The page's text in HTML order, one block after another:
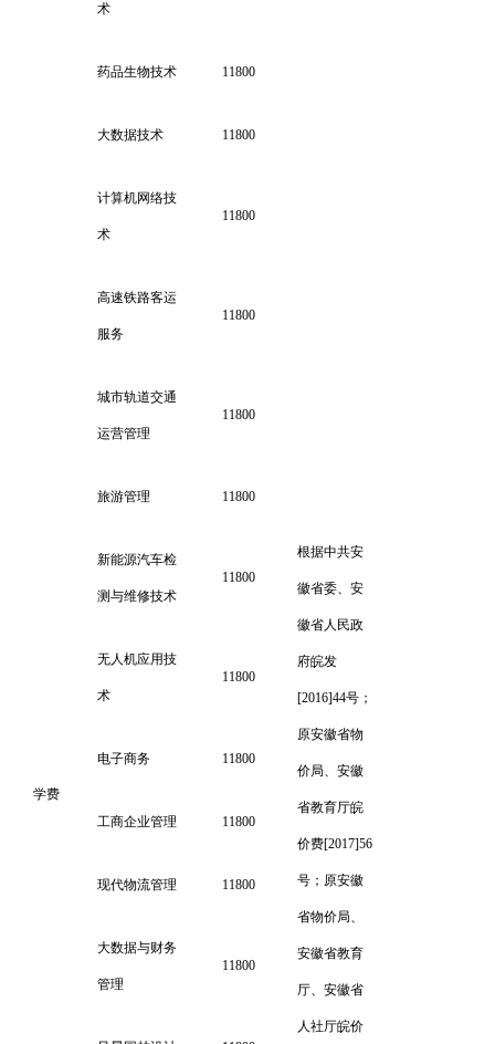
学费
根据中共安
徽省委、安
徽省人民政
府皖发
[2016]44号；
原安徽省物
价局、安徽
省教育厅皖
价费[2017]56
号；原安徽
省物价局、
安徽省教育
厅、安徽省
人社厅皖价
术
药品生物技术 11800
大数据技术 11800
计算机网络技
术
11800
高速铁路客运
服务
11800
城市轨道交通
运营管理
11800
旅游管理 11800
新能源汽车检
测与维修技术
11800
无人机应用技
术
11800
电子商务 11800
工商企业管理 11800
现代物流管理 11800
大数据与财务
管理
11800